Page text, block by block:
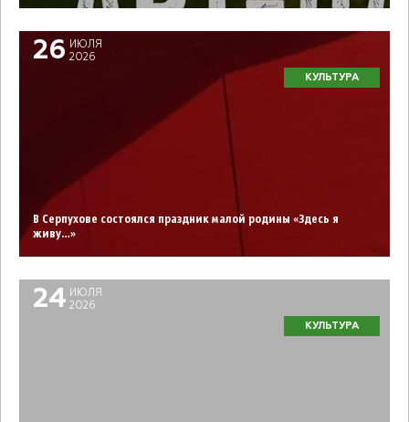
26
ИЮЛЯ
2026
КУЛЬТУРА
В Серпухове состоялся праздник малой родины «Здесь я
живу…»
24 ИЮЛЯ
2026
КУЛЬТУРА